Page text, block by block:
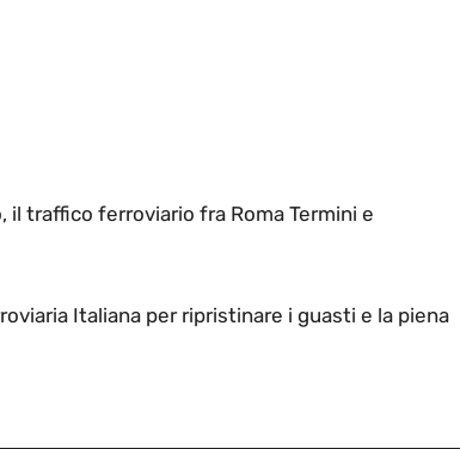
traffico ferroviario fra Roma Termini e
Italiana per ripristinare i guasti e la piena